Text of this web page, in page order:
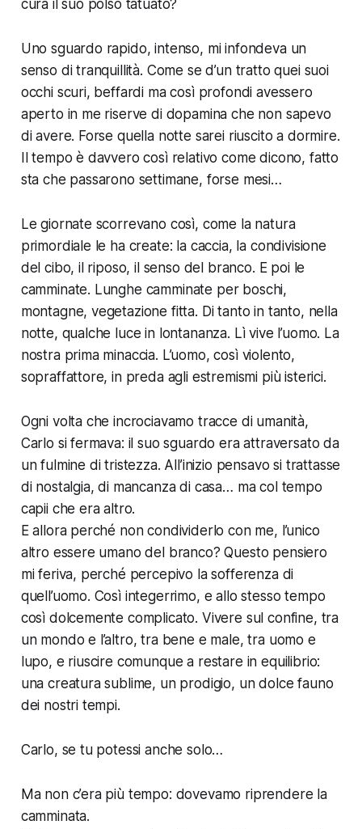
cura il suo polso tatuato?
Uno sguardo rapido, intenso, mi infondeva un
senso di tranquillità. Come se d’un tratto quei suoi
occhi scuri, beffardi ma così profondi avessero
aperto in me riserve di dopamina che non sapevo
di avere. Forse quella notte sarei riuscito a dormire.
Il tempo è davvero così relativo come dicono, fatto
sta che passarono settimane, forse mesi…
Le giornate scorrevano così, come la natura
primordiale le ha create: la caccia, la condivisione
del cibo, il riposo, il senso del branco. E poi le
camminate. Lunghe camminate per boschi,
montagne, vegetazione fitta. Di tanto in tanto, nella
notte, qualche luce in lontananza. Lì vive l’uomo. La
nostra prima minaccia. L’uomo, così violento,
sopraffattore, in preda agli estremismi più isterici.
Ogni volta che incrociavamo tracce di umanità,
Carlo si fermava: il suo sguardo era attraversato da
un fulmine di tristezza. All’inizio pensavo si trattasse
di nostalgia, di mancanza di casa… ma col tempo
capii che era altro.
E allora perché non condividerlo con me, l’unico
altro essere umano del branco? Questo pensiero
mi feriva, perché percepivo la sofferenza di
quell’uomo. Così integerrimo, e allo stesso tempo
così dolcemente complicato. Vivere sul confine, tra
un mondo e l’altro, tra bene e male, tra uomo e
lupo, e riuscire comunque a restare in equilibrio:
una creatura sublime, un prodigio, un dolce fauno
dei nostri tempi.
Carlo, se tu potessi anche solo…
Ma non c’era più tempo: dovevamo riprendere la
camminata.